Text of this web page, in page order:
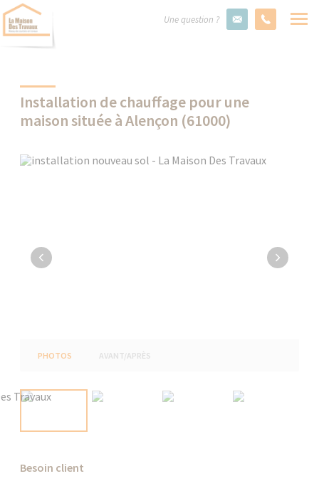
Une question ?
Installation de chauffage pour une
maison située à Alençon (61000)
PHOTOS AVANT/APRÈS
Besoin client